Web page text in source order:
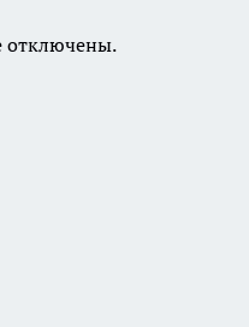
отключены.